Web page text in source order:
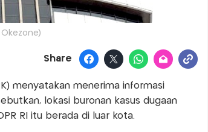
Okezone)
Share
menyatakan menerima informasi
lokasi buronan kasus dugaan
RI itu berada di luar kota.